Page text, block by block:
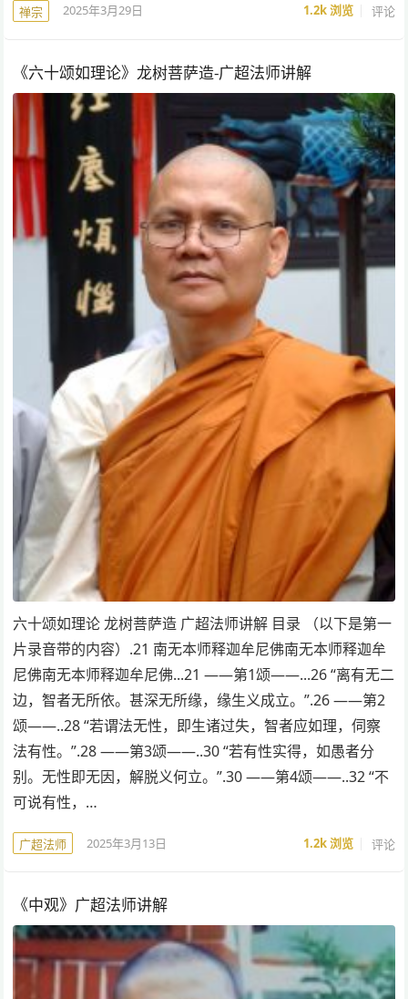
禅宗 2025年3月29日 1.2k浏览 评论
《六十颂如理论》龙树菩萨造-广超法师讲解
六十颂如理论 龙树菩萨造 广超法师讲解 目录 （以下是第一
片录音带的内容）.21 南无本师释迦牟尼佛南无本师释迦牟
尼佛南无本师释迦牟尼佛...21 ——第1颂——...26 “离有无二
边，智者无所依。甚深无所缘，缘生义成立。”.26 ——第2
颂——..28 “若谓法无性，即生诸过失，智者应如理，伺察
法有性。”.28 ——第3颂——..30 “若有性实得，如愚者分
别。无性即无因，解脱义何立。”.30 ——第4颂——..32 “不
可说有性，…
广超法师 2025年3月13日 1.2k浏览 评论
《中观》广超法师讲解